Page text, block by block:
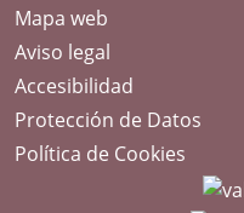
Mapa web
Aviso legal
Accesibilidad
Protección de Datos
Política de Cookies